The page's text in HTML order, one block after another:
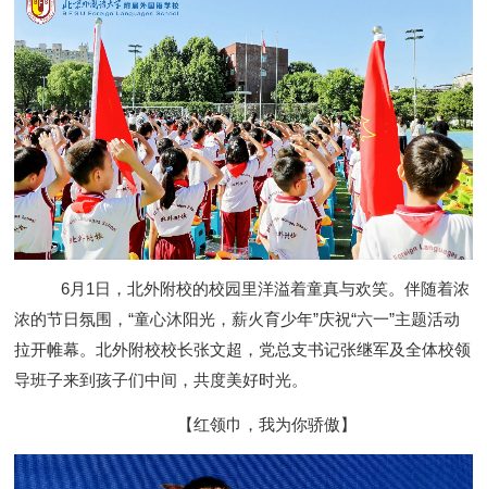
6月1日，北外附校的校园里洋溢着童真与欢笑。伴随着浓
浓的节日氛围，“童心沐阳光，薪火育少年”庆祝“六一”主题活动
拉开帷幕。北外附校校长张文超，党总支书记张继军及全体校领
导班子来到孩子们中间，共度美好时光。
【红领巾，我为你骄傲】